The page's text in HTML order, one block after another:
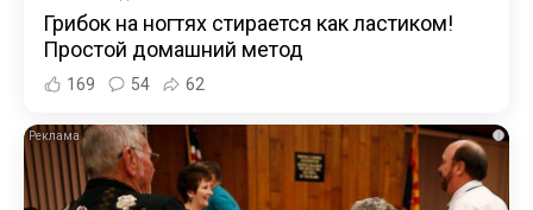
Грибок на ногтях стирается как ластиком!
Простой домашний метод
169 54 62
i